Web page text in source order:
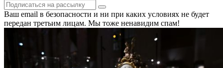
Ваш email в безопасности и ни при каких условиях не будет
передан третьим лицам. Мы тоже ненавидим спам!